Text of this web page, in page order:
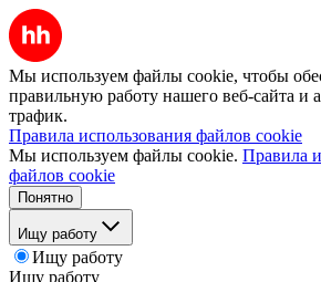
Мы используем файлы cookie, чтобы
правильную работу нашего веб-сайта и
трафик.
Правила использования файлов cookie
Мы используем файлы cookie. Правила
файлов cookie
Понятно
Ищу работу
Ищу работу
Ищу работу